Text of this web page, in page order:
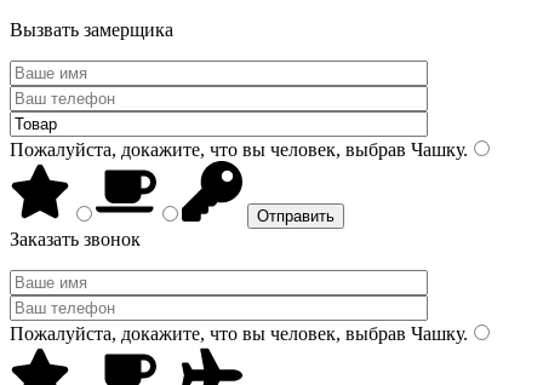
Вызвать замерщика
Пожалуйста, докажите, что вы человек, выбрав Чашку.
Заказать звонок
Пожалуйста, докажите, что вы человек, выбрав Чашку.